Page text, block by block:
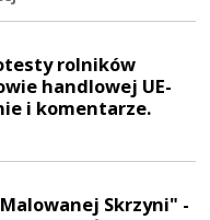
rolników
handlowej UE-
i komentarze.
Malowanej Skrzyni" -